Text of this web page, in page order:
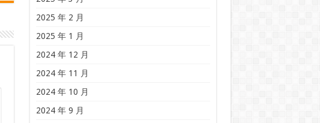
2025 年 2 月
2025 年 1 月
2024 年 12 月
2024 年 11 月
2024 年 10 月
2024 年 9 月